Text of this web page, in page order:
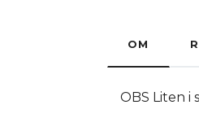
OM
OBS Liten i